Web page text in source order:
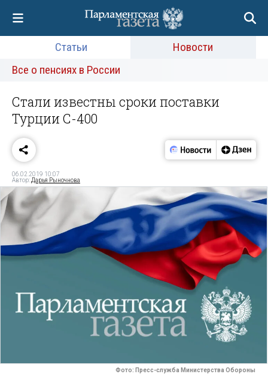
Статьи
Новости
Все о пенсиях в России
Стали известны сроки поставки
Турции С-400
06.02.2019 10:07
Автор: Дарья Рыночнова
Фото: Пресс-служба Министерства Обороны